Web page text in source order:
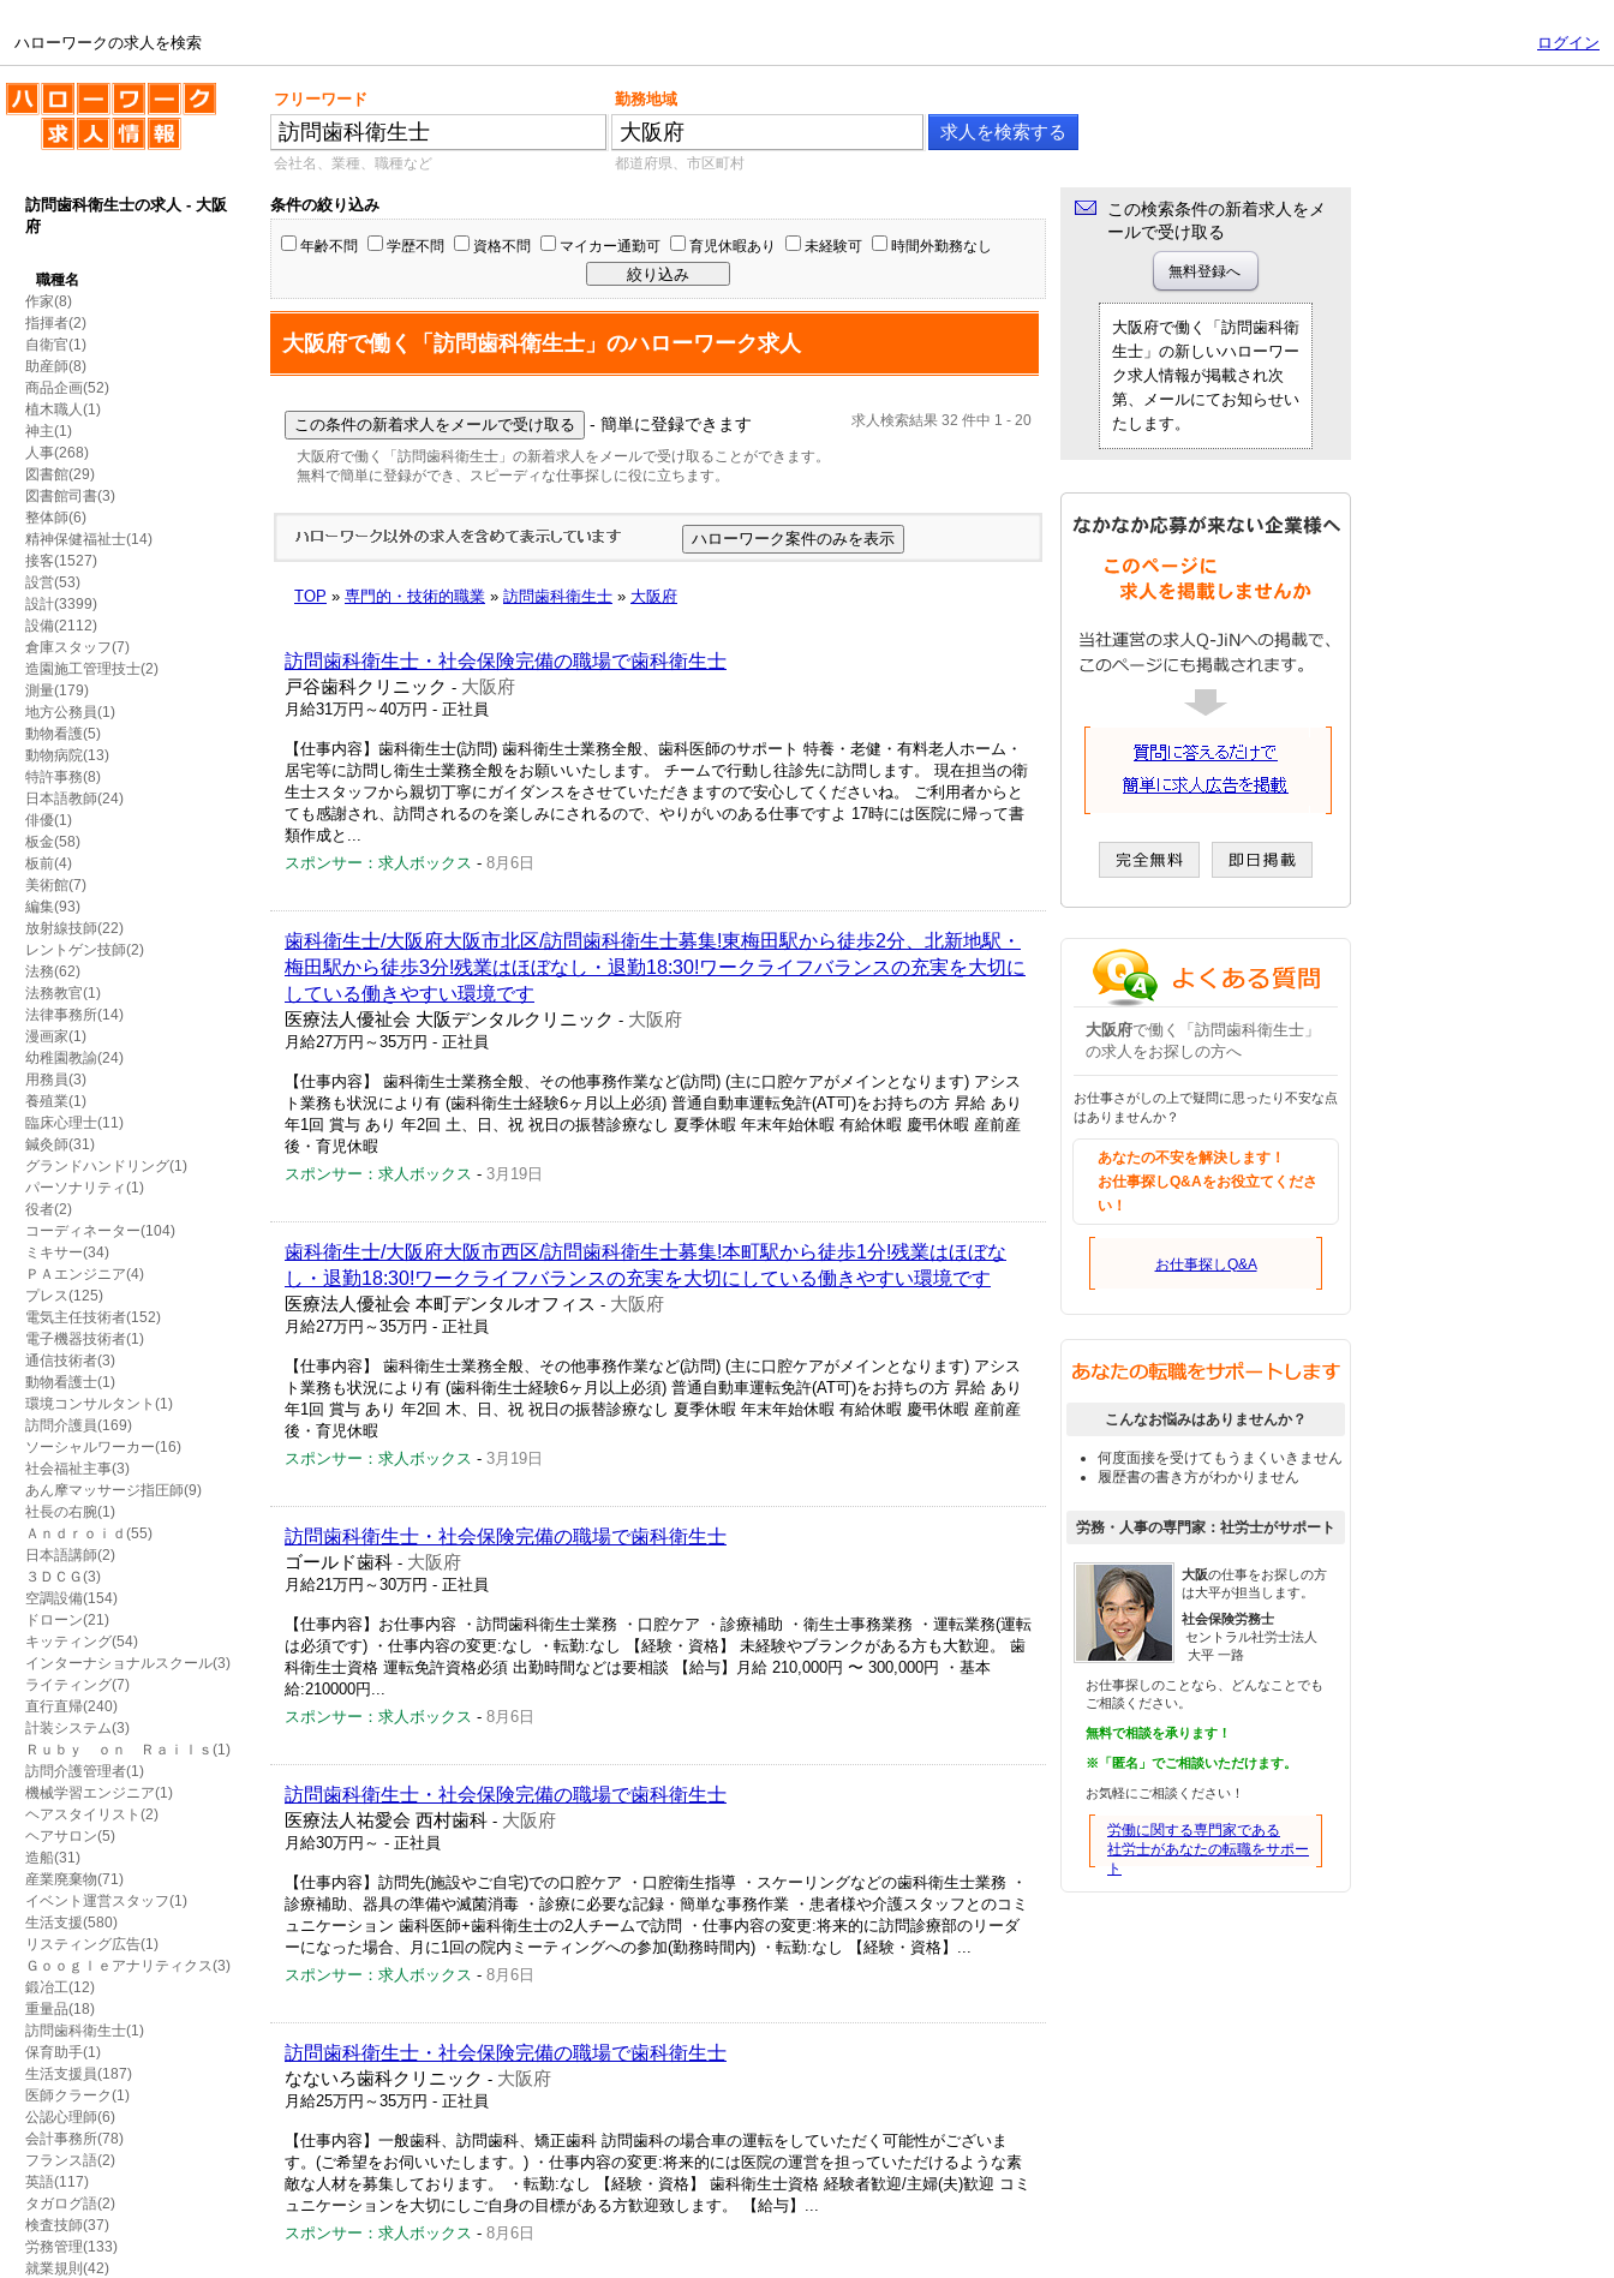
ハローワークの求人を検索 ログイン
ハローワークの求人を検索 フリーワード 勤務地域
会社名、業種、職種など 都道府県、市区町村
訪問歯科衛生士の求人 - 大阪
府
職種名
作家(8)
指揮者(2)
自衛官(1)
助産師(8)
商品企画(52)
植木職人(1)
神主(1)
人事(268)
図書館(29)
図書館司書(3)
整体師(6)
精神保健福祉士(14)
接客(1527)
設営(53)
設計(3399)
設備(2112)
倉庫スタッフ(7)
造園施工管理技士(2)
測量(179)
地方公務員(1)
動物看護(5)
動物病院(13)
特許事務(8)
日本語教師(24)
俳優(1)
板金(58)
板前(4)
美術館(7)
編集(93)
放射線技師(22)
レントゲン技師(2)
法務(62)
法務教官(1)
法律事務所(14)
漫画家(1)
幼稚園教諭(24)
用務員(3)
養殖業(1)
臨床心理士(11)
鍼灸師(31)
グランドハンドリング(1)
パーソナリティ(1)
役者(2)
コーディネーター(104)
ミキサー(34)
ＰＡエンジニア(4)
プレス(125)
電気主任技術者(152)
電子機器技術者(1)
通信技術者(3)
動物看護士(1)
環境コンサルタント(1)
訪問介護員(169)
ソーシャルワーカー(16)
社会福祉主事(3)
あん摩マッサージ指圧師(9)
社長の右腕(1)
Ａｎｄｒｏｉｄ(55)
日本語講師(2)
３ＤＣＧ(3)
空調設備(154)
ドローン(21)
キッティング(54)
インターナショナルスクール(3)
ライティング(7)
直行直帰(240)
計装システム(3)
Ｒｕｂｙ ｏｎ Ｒａｉｌｓ(1)
訪問介護管理者(1)
機械学習エンジニア(1)
ヘアスタイリスト(2)
ヘアサロン(5)
造船(31)
産業廃棄物(71)
イベント運営スタッフ(1)
生活支援(580)
リスティング広告(1)
Ｇｏｏｇｌｅアナリティクス(3)
鍛冶工(12)
重量品(18)
訪問歯科衛生士(1)
保育助手(1)
生活支援員(187)
医師クラーク(1)
公認心理師(6)
会計事務所(78)
フランス語(2)
英語(117)
タガログ語(2)
検査技師(37)
労務管理(133)
就業規則(42)
条件の絞り込み
年齢不問 学歴不問 資格不問 マイカー通勤可 育児休暇あり 未経験可 時間外勤務なし
大阪府で働く「訪問歯科衛生士」のハローワーク求人
求人検索結果 32 件中 1 - 20
- 簡単に登録できます
大阪府で働く「訪問歯科衛生士」の新着求人をメールで受け取ることができます。
無料で簡単に登録ができ、スピーディな仕事探しに役に立ちます。
TOP » 専門的・技術的職業 » 訪問歯科衛生士 » 大阪府
訪問歯科衛生士・社会保険完備の職場で歯科衛生士
戸谷歯科クリニック - 大阪府
月給31万円～40万円 - 正社員
【仕事内容】歯科衛生士(訪問) 歯科衛生士業務全般、歯科医師のサポート 特養・老健・有料老人ホーム・
居宅等に訪問し衛生士業務全般をお願いいたします。 チームで行動し往診先に訪問します。 現在担当の衛
生士スタッフから親切丁寧にガイダンスをさせていただきますので安心してくださいね。 ご利用者からと
ても感謝され、訪問されるのを楽しみにされるので、やりがいのある仕事ですよ 17時には医院に帰って書
類作成と...
スポンサー：求人ボックス - 8月6日
歯科衛生士/大阪府大阪市北区/訪問歯科衛生士募集!東梅田駅から徒歩2分、北新地駅・
梅田駅から徒歩3分!残業はほぼなし・退勤18:30!ワークライフバランスの充実を大切に
している働きやすい環境です
医療法人優祉会 大阪デンタルクリニック - 大阪府
月給27万円～35万円 - 正社員
【仕事内容】 歯科衛生士業務全般、その他事務作業など(訪問) (主に口腔ケアがメインとなります) アシス
ト業務も状況により有 (歯科衛生士経験6ヶ月以上必須) 普通自動車運転免許(AT可)をお持ちの方 昇給 あり
年1回 賞与 あり 年2回 土、日、祝 祝日の振替診療なし 夏季休暇 年末年始休暇 有給休暇 慶弔休暇 産前産
後・育児休暇
スポンサー：求人ボックス - 3月19日
歯科衛生士/大阪府大阪市西区/訪問歯科衛生士募集!本町駅から徒歩1分!残業はほぼな
し・退勤18:30!ワークライフバランスの充実を大切にしている働きやすい環境です
医療法人優祉会 本町デンタルオフィス - 大阪府
月給27万円～35万円 - 正社員
【仕事内容】 歯科衛生士業務全般、その他事務作業など(訪問) (主に口腔ケアがメインとなります) アシス
ト業務も状況により有 (歯科衛生士経験6ヶ月以上必須) 普通自動車運転免許(AT可)をお持ちの方 昇給 あり
年1回 賞与 あり 年2回 木、日、祝 祝日の振替診療なし 夏季休暇 年末年始休暇 有給休暇 慶弔休暇 産前産
後・育児休暇
スポンサー：求人ボックス - 3月19日
訪問歯科衛生士・社会保険完備の職場で歯科衛生士
ゴールド歯科 - 大阪府
月給21万円～30万円 - 正社員
【仕事内容】お仕事内容 ・訪問歯科衛生士業務 ・口腔ケア ・診療補助 ・衛生士事務業務 ・運転業務(運転
は必須です) ・仕事内容の変更:なし ・転勤:なし 【経験・資格】 未経験やブランクがある方も大歓迎。 歯
科衛生士資格 運転免許資格必須 出勤時間などは要相談 【給与】月給 210,000円 〜 300,000円 ・基本
給:210000円...
スポンサー：求人ボックス - 8月6日
訪問歯科衛生士・社会保険完備の職場で歯科衛生士
医療法人祐愛会 西村歯科 - 大阪府
月給30万円～ - 正社員
【仕事内容】訪問先(施設やご自宅)での口腔ケア ・口腔衛生指導 ・スケーリングなどの歯科衛生士業務 ・
診療補助、器具の準備や滅菌消毒 ・診療に必要な記録・簡単な事務作業 ・患者様や介護スタッフとのコミ
ュニケーション 歯科医師+歯科衛生士の2人チームで訪問 ・仕事内容の変更:将来的に訪問診療部のリーダ
ーになった場合、月に1回の院内ミーティングへの参加(勤務時間内) ・転勤:なし 【経験・資格】...
スポンサー：求人ボックス - 8月6日
訪問歯科衛生士・社会保険完備の職場で歯科衛生士
なないろ歯科クリニック - 大阪府
月給25万円～35万円 - 正社員
【仕事内容】一般歯科、訪問歯科、矯正歯科 訪問歯科の場合車の運転をしていただく可能性がございま
す。(ご希望をお伺いいたします。) ・仕事内容の変更:将来的には医院の運営を担っていただけるような素
敵な人材を募集しております。 ・転勤:なし 【経験・資格】 歯科衛生士資格 経験者歓迎/主婦(夫)歓迎 コミ
ュニケーションを大切にしご自身の目標がある方歓迎致します。 【給与】...
スポンサー：求人ボックス - 8月6日
この検索条件の新着求人をメ
ールで受け取る
大阪府で働く「訪問歯科衛
生士」の新しいハローワー
ク求人情報が掲載され次
第、メールにてお知らせい
たします。
大阪府で働く「訪問歯科衛生士」
の求人をお探しの方へ
お仕事さがしの上で疑問に思ったり不安な点
はありませんか？
あなたの不安を解決します！
お仕事探しQ&Aをお役立てくださ
い！
お仕事探しQ&A
こんなお悩みはありませんか？
何度面接を受けてもうまくいきません
履歴書の書き方がわかりません
労務・人事の専門家：社労士がサポート
大阪の仕事をお探しの方
は大平が担当します。
社会保険労務士
セントラル社労士法人
大平 一路
お仕事探しのことなら、どんなことでも
ご相談ください。
無料で相談を承ります！
※「匿名」でご相談いただけます。
お気軽にご相談ください！
労働に関する専門家である
社労士があなたの転職をサポー
ト